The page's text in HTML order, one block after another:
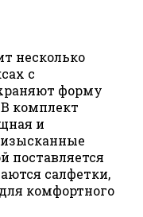
несколько
с
форму
комплект
и
изысканные
поставляется
салфетки,
комфортного